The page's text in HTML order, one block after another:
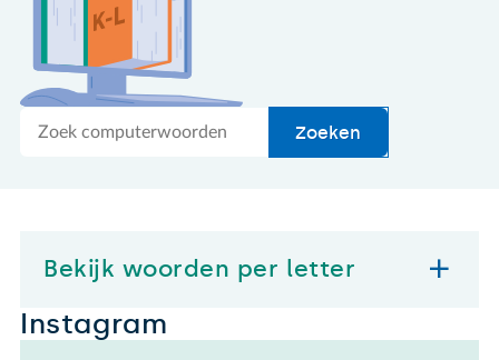
Zoek
Zoeken
Bekijk woorden per letter
Instagram